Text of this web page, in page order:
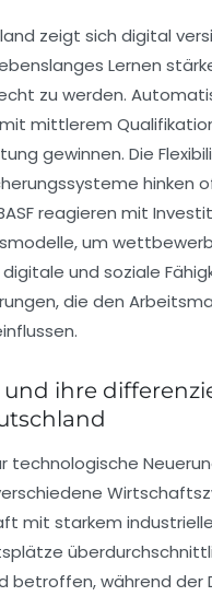
zeigt sich digital
Lernen
zu werden.
mittlerem
gewinnen. Die
hinken
reagieren mit
um
und soziale
die den
ihre
technologische
mit starkem
betroffen, während der